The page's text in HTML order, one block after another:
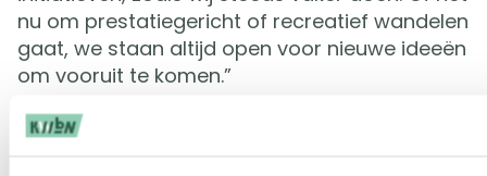
nu om prestatiegericht of recreatief wandelen
gaat, we staan altijd open voor nieuwe ideeën
om vooruit te komen.”
Voor meer informatie of aanmelding: